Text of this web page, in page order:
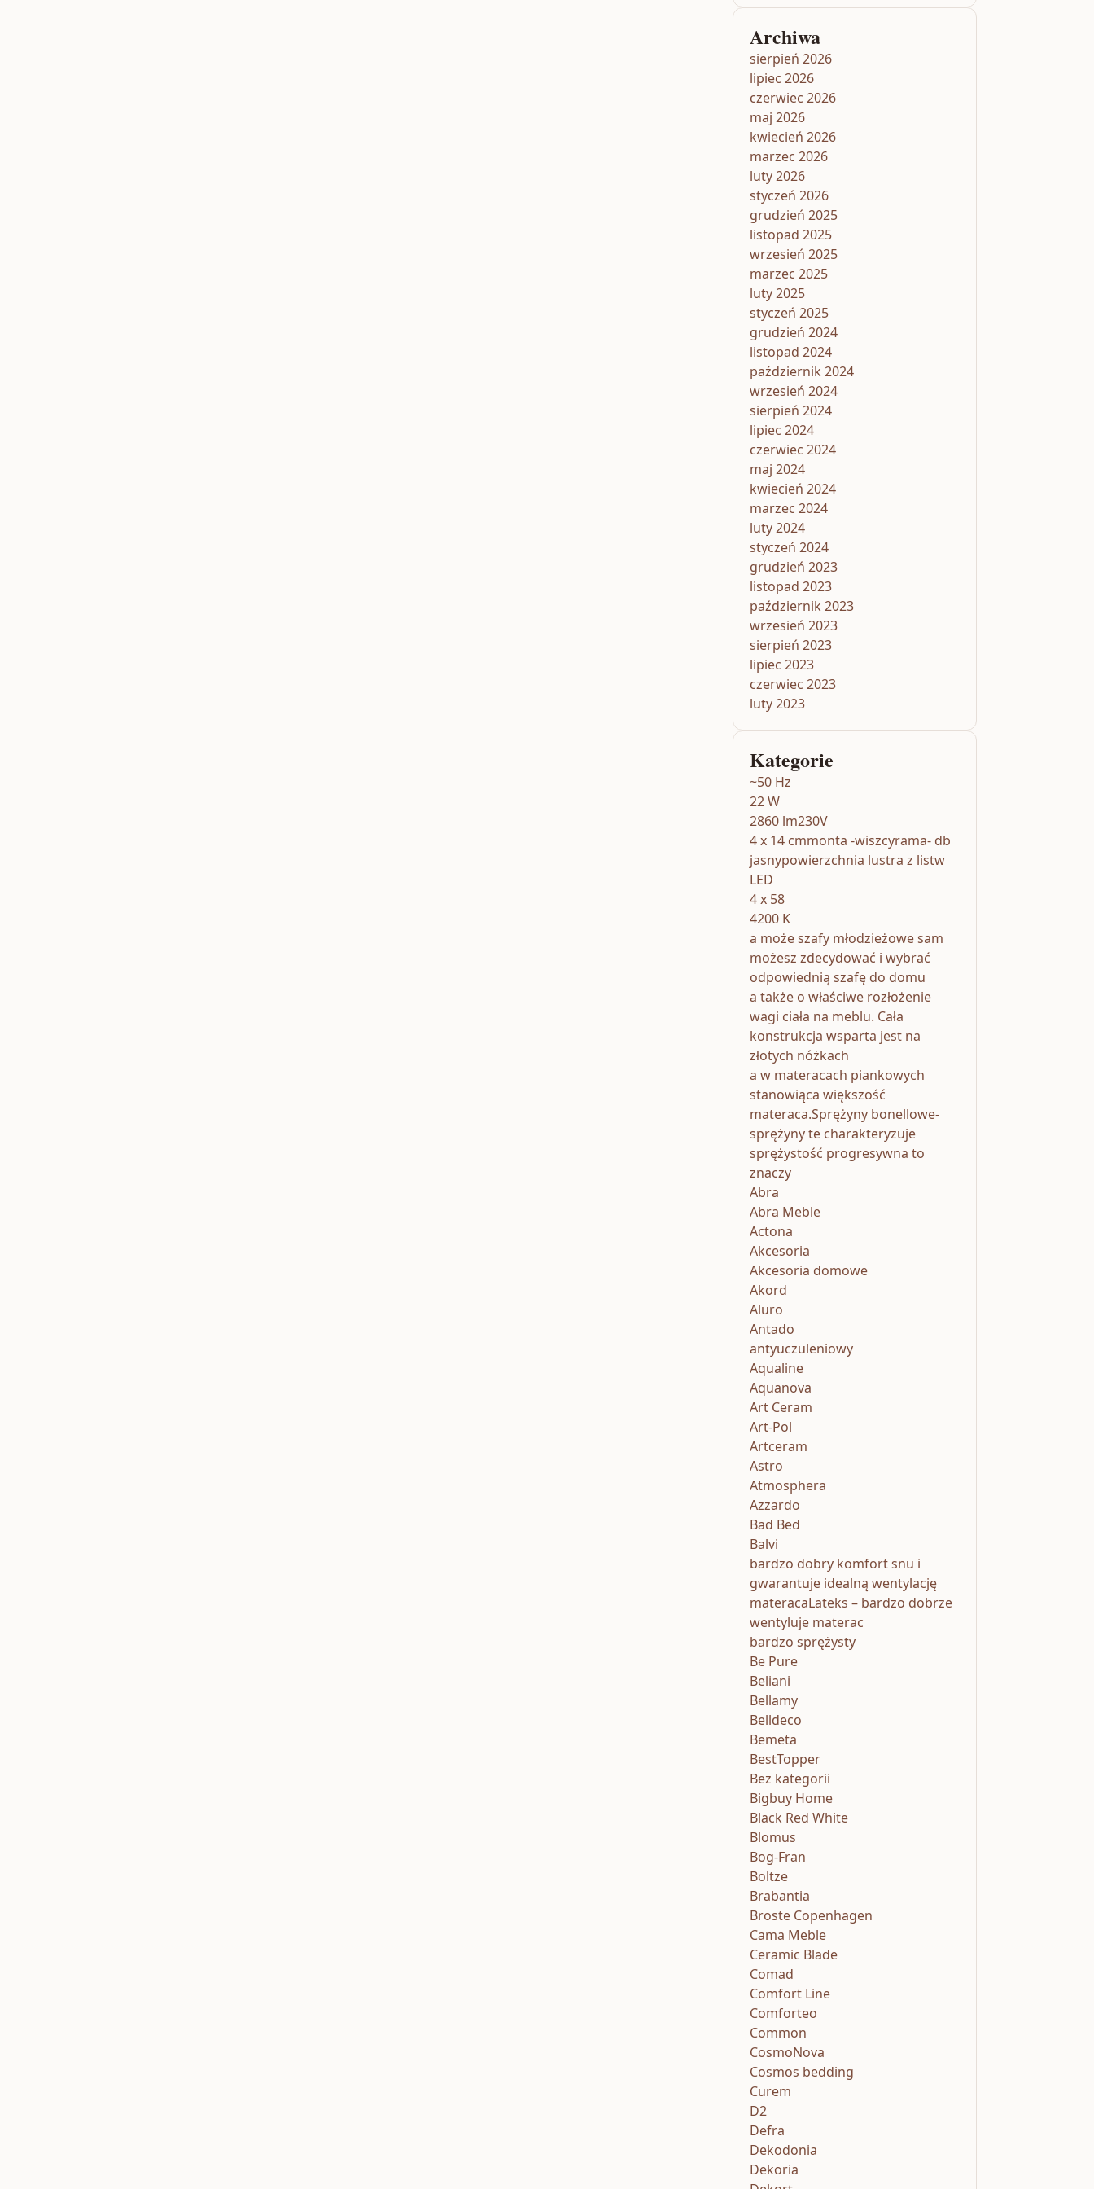
Archiwa
sierpień 2026
lipiec 2026
czerwiec 2026
maj 2026
kwiecień 2026
marzec 2026
luty 2026
styczeń 2026
grudzień 2025
listopad 2025
wrzesień 2025
marzec 2025
luty 2025
styczeń 2025
grudzień 2024
listopad 2024
październik 2024
wrzesień 2024
sierpień 2024
lipiec 2024
czerwiec 2024
maj 2024
kwiecień 2024
marzec 2024
luty 2024
styczeń 2024
grudzień 2023
listopad 2023
październik 2023
wrzesień 2023
sierpień 2023
lipiec 2023
czerwiec 2023
luty 2023
Kategorie
~50 Hz
22 W
2860 lm230V
4 x 14 cmmonta -wiszcyrama- db
jasnypowierzchnia lustra z listw
LED
4 x 58
4200 K
a może szafy młodzieżowe sam
możesz zdecydować i wybrać
odpowiednią szafę do domu
a także o właściwe rozłożenie
wagi ciała na meblu. Cała
konstrukcja wsparta jest na
złotych nóżkach
a w materacach piankowych
stanowiąca większość
materaca.Sprężyny bonellowe-
sprężyny te charakteryzuje
sprężystość progresywna to
znaczy
Abra
Abra Meble
Actona
Akcesoria
Akcesoria domowe
Akord
Aluro
Antado
antyuczuleniowy
Aqualine
Aquanova
Art Ceram
Art-Pol
Artceram
Astro
Atmosphera
Azzardo
Bad Bed
Balvi
bardzo dobry komfort snu i
gwarantuje idealną wentylację
materacaLateks – bardzo dobrze
wentyluje materac
bardzo sprężysty
Be Pure
Beliani
Bellamy
Belldeco
Bemeta
BestTopper
Bez kategorii
Bigbuy Home
Black Red White
Blomus
Bog-Fran
Boltze
Brabantia
Broste Copenhagen
Cama Meble
Ceramic Blade
Comad
Comfort Line
Comforteo
Common
CosmoNova
Cosmos bedding
Curem
D2
Defra
Dekodonia
Dekoria